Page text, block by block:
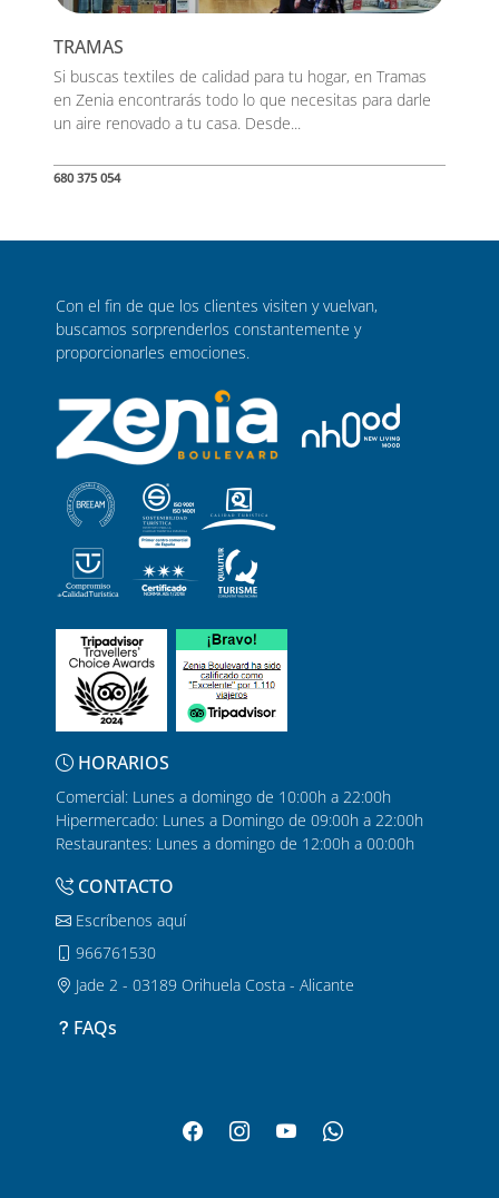
TRAMAS
Si buscas textiles de calidad para tu hogar, en Tramas
en Zenia encontrarás todo lo que necesitas para darle
un aire renovado a tu casa. Desde...
680 375 054
Con el fin de que los clientes visiten y vuelvan,
buscamos sorprenderlos constantemente y
proporcionarles emociones.
HORARIOS
Comercial: Lunes a domingo de 10:00h a 22:00h
Hipermercado: Lunes a Domingo de 09:00h a 22:00h
Restaurantes: Lunes a domingo de 12:00h a 00:00h
CONTACTO
Escríbenos aquí
966761530
Jade 2 - 03189 Orihuela Costa - Alicante
FAQs